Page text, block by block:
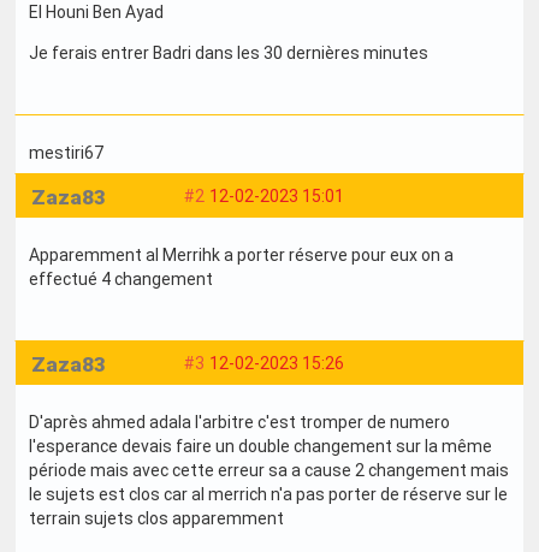
El Houni Ben Ayad
Je ferais entrer Badri dans les 30 dernières minutes
mestiri67
#2 12-02-2023 15:01
Zaza83
Apparemment al Merrihk a porter réserve pour eux on a
effectué 4 changement
#3 12-02-2023 15:26
Zaza83
D'après ahmed adala l'arbitre c'est tromper de numero
l'esperance devais faire un double changement sur la même
période mais avec cette erreur sa a cause 2 changement mais
le sujets est clos car al merrich n'a pas porter de réserve sur le
terrain sujets clos apparemment